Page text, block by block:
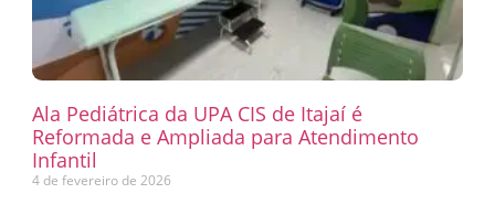
Ala Pediátrica da UPA CIS de Itajaí é
Reformada e Ampliada para Atendimento
Infantil
4 de fevereiro de 2026